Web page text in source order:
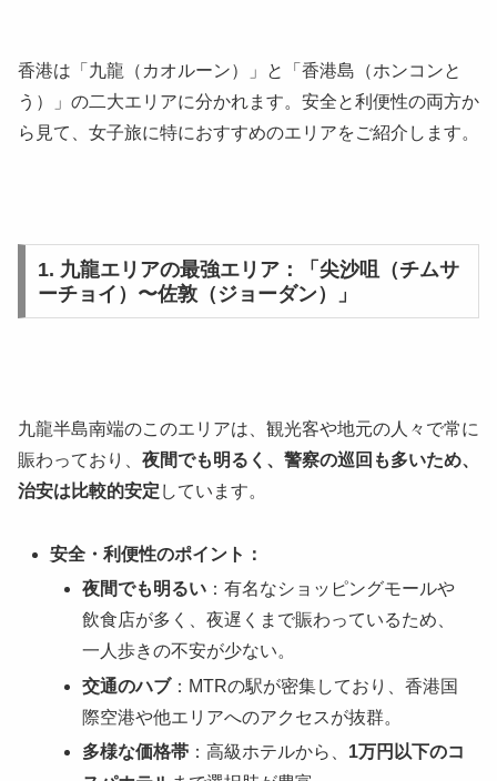
香港は「九龍（カオルーン）」と「香港島（ホンコンと
う）」の二大エリアに分かれます。安全と利便性の両方か
ら見て、女子旅に特におすすめのエリアをご紹介します。
1. 九龍エリアの最強エリア：「尖沙咀（チムサ
ーチョイ）〜佐敦（ジョーダン）」
九龍半島南端のこのエリアは、観光客や地元の人々で常に
賑わっており、 夜間でも明るく、警察の巡回も多いため、
治安は比較的安定 しています。
安全・利便性のポイント：
夜間でも明るい ：有名なショッピングモールや
飲食店が多く、夜遅くまで賑わっているため、
一人歩きの不安が少ない。
交通のハブ：MTRの駅が密集しており、香港国
際空港や他エリアへのアクセスが抜群。
多様な価格帯 ：高級ホテルから、 1万円以下のコ